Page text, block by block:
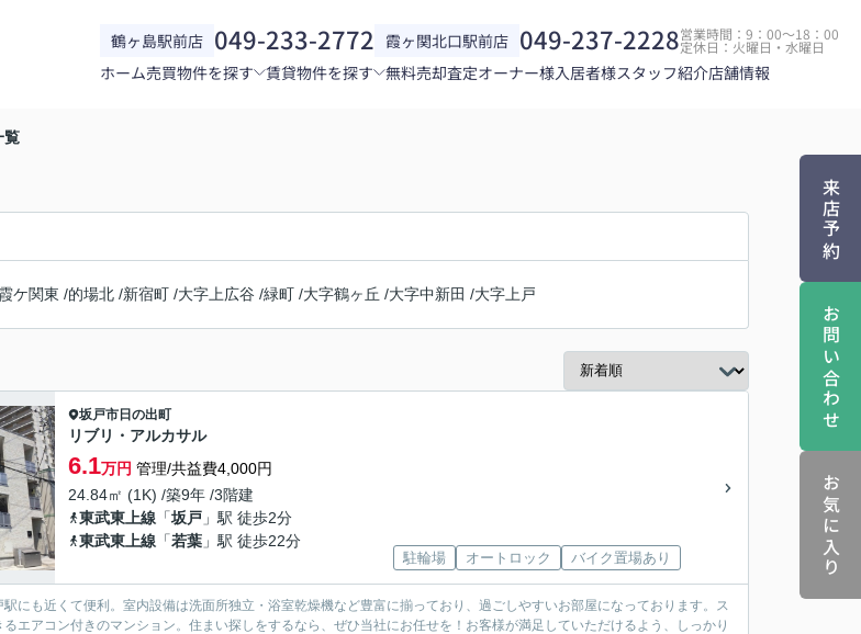
鶴ヶ島駅前店 049-233-2772 霞ヶ関北口駅前店 049-237-2228営業時間：9：00～18：00
定休日：火曜日・水曜日
ホーム売買物件を探す 賃貸物件を探す 無料売却査定オーナー様入居者様スタッフ紹介店舗情報
来店予約
お問い合わせ
お気に入り
覧
霞ケ関東 /的場北 /新宿町 /大字上広谷 /緑町 /大字鶴ヶ丘 /大字中新田 /大字上戸
坂戸市 日の出町
リブリ・アルカサル
6.1万円 管理/共益費4,000円
24.84㎡ (1K) /築9年 /3階建
東武東上線 「坂戸 」駅 徒歩2分
東武東上線 「若葉 」駅 徒歩22分
駐輪場 オートロック バイク置場あり
駅にも近くて便利。室内設備は洗面所独立・浴室乾燥機など豊富に揃っており、過ごしやすいお部屋になっております。ス
エアコン付きのマンション。住まい探しをするなら、ぜひ当社にお任せを！お客様が満足していただけるよう、しっかり